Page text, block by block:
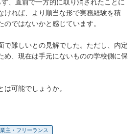
、直前で一方的に取り消されたことに
ければ、より順当な形で実務経験を積
ではないかと感じています。
難しいとの見解でした。ただし、内定
め、現在は手元にないものの学校側に保
可能でしょうか。
主・フリーランス